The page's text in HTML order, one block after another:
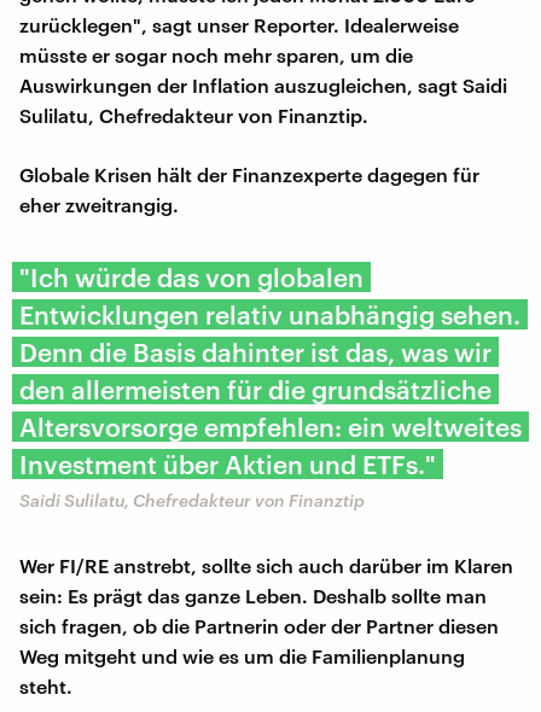
zurücklegen", sagt unser Reporter. Idealerweise
müsste er sogar noch mehr sparen, um die
Auswirkungen der Inflation auszugleichen, sagt Saidi
Sulilatu, Chefredakteur von Finanztip.
Globale Krisen hält der Finanzexperte dagegen für
eher zweitrangig.
"Ich würde das von globalen
Entwicklungen relativ unabhängig sehen.
Denn die Basis dahinter ist das, was wir
den allermeisten für die grundsätzliche
Altersvorsorge empfehlen: ein weltweites
Investment über Aktien und ETFs."
Saidi Sulilatu, Chefredakteur von Finanztip
Wer FI/RE anstrebt, sollte sich auch darüber im Klaren
sein: Es prägt das ganze Leben. Deshalb sollte man
sich fragen, ob die Partnerin oder der Partner diesen
Weg mitgeht und wie es um die Familienplanung
steht.